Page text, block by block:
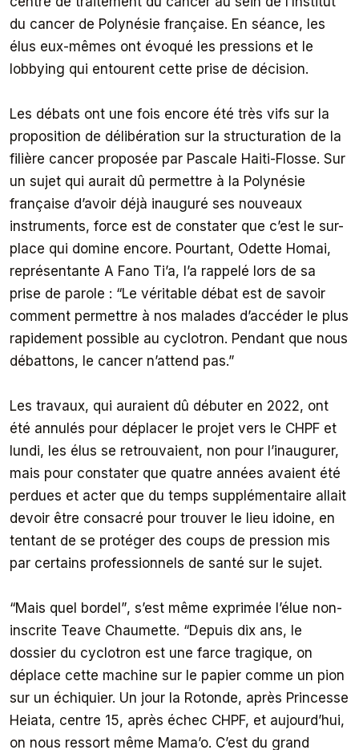
du cancer de Polynésie française. En séance, les
élus eux-mêmes ont évoqué les pressions et le
lobbying qui entourent cette prise de décision.
Les débats ont une fois encore été très vifs sur la
proposition de délibération sur la structuration de la
filière cancer proposée par Pascale Haiti-Flosse. Sur
un sujet qui aurait dû permettre à la Polynésie
française d’avoir déjà inauguré ses nouveaux
instruments, force est de constater que c’est le sur-
place qui domine encore. Pourtant, Odette Homai,
représentante A Fano Ti’a, l’a rappelé lors de sa
prise de parole : “Le véritable débat est de savoir
comment permettre à nos malades d’accéder le plus
rapidement possible au cyclotron. Pendant que nous
débattons, le cancer n’attend pas.”
Les travaux, qui auraient dû débuter en 2022, ont
été annulés pour déplacer le projet vers le CHPF et
lundi, les élus se retrouvaient, non pour l’inaugurer,
mais pour constater que quatre années avaient été
perdues et acter que du temps supplémentaire allait
devoir être consacré pour trouver le lieu idoine, en
tentant de se protéger des coups de pression mis
par certains professionnels de santé sur le sujet.
“Mais quel bordel”, s’est même exprimée l’élue non-
inscrite Teave Chaumette. “Depuis dix ans, le
dossier du cyclotron est une farce tragique, on
déplace cette machine sur le papier comme un pion
sur un échiquier. Un jour la Rotonde, après Princesse
Heiata, centre 15, après échec CHPF, et aujourd’hui,
on nous ressort même Mama’o. C’est du grand